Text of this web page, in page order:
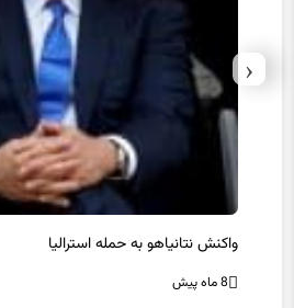
واکنش نتانیاهو به حمله استرالیا
8 ماه پیش
‹